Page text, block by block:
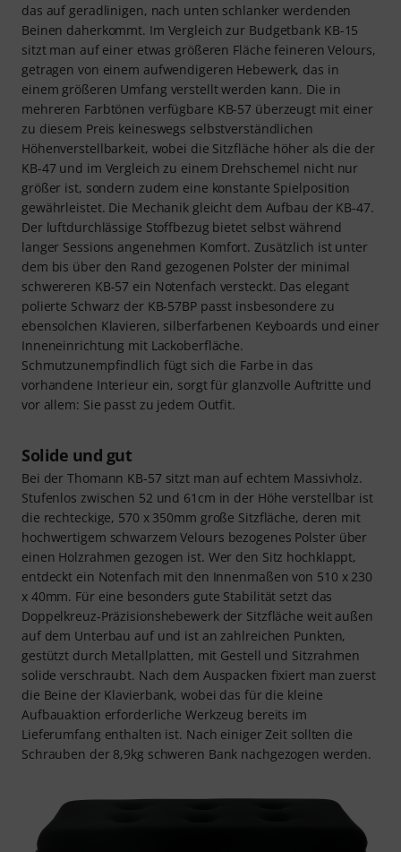
das auf geradlinigen, nach unten schlanker werdenden
Beinen daherkommt. Im Vergleich zur Budgetbank KB-15
sitzt man auf einer etwas größeren Fläche feineren Velours,
getragen von einem aufwendigeren Hebewerk, das in
einem größeren Umfang verstellt werden kann. Die in
mehreren Farbtönen verfügbare KB-57 überzeugt mit einer
zu diesem Preis keineswegs selbstverständlichen
Höhenverstellbarkeit, wobei die Sitzfläche höher als die der
KB-47 und im Vergleich zu einem Drehschemel nicht nur
größer ist, sondern zudem eine konstante Spielposition
gewährleistet. Die Mechanik gleicht dem Aufbau der KB-47.
Der luftdurchlässige Stoffbezug bietet selbst während
langer Sessions angenehmen Komfort. Zusätzlich ist unter
dem bis über den Rand gezogenen Polster der minimal
schwereren KB-57 ein Notenfach versteckt. Das elegant
polierte Schwarz der KB-57BP passt insbesondere zu
ebensolchen Klavieren, silberfarbenen Keyboards und einer
Inneneinrichtung mit Lackoberfläche.
Schmutzunempfindlich fügt sich die Farbe in das
vorhandene Interieur ein, sorgt für glanzvolle Auftritte und
vor allem: Sie passt zu jedem Outfit.
Solide und gut
Bei der Thomann KB-57 sitzt man auf echtem Massivholz.
Stufenlos zwischen 52 und 61cm in der Höhe verstellbar ist
die rechteckige, 570 x 350mm große Sitzfläche, deren mit
hochwertigem schwarzem Velours bezogenes Polster über
einen Holzrahmen gezogen ist. Wer den Sitz hochklappt,
entdeckt ein Notenfach mit den Innenmaßen von 510 x 230
x 40mm. Für eine besonders gute Stabilität setzt das
Doppelkreuz-Präzisionshebewerk der Sitzfläche weit außen
auf dem Unterbau auf und ist an zahlreichen Punkten,
gestützt durch Metallplatten, mit Gestell und Sitzrahmen
solide verschraubt. Nach dem Auspacken fixiert man zuerst
die Beine der Klavierbank, wobei das für die kleine
Aufbauaktion erforderliche Werkzeug bereits im
Lieferumfang enthalten ist. Nach einiger Zeit sollten die
Schrauben der 8,9kg schweren Bank nachgezogen werden.